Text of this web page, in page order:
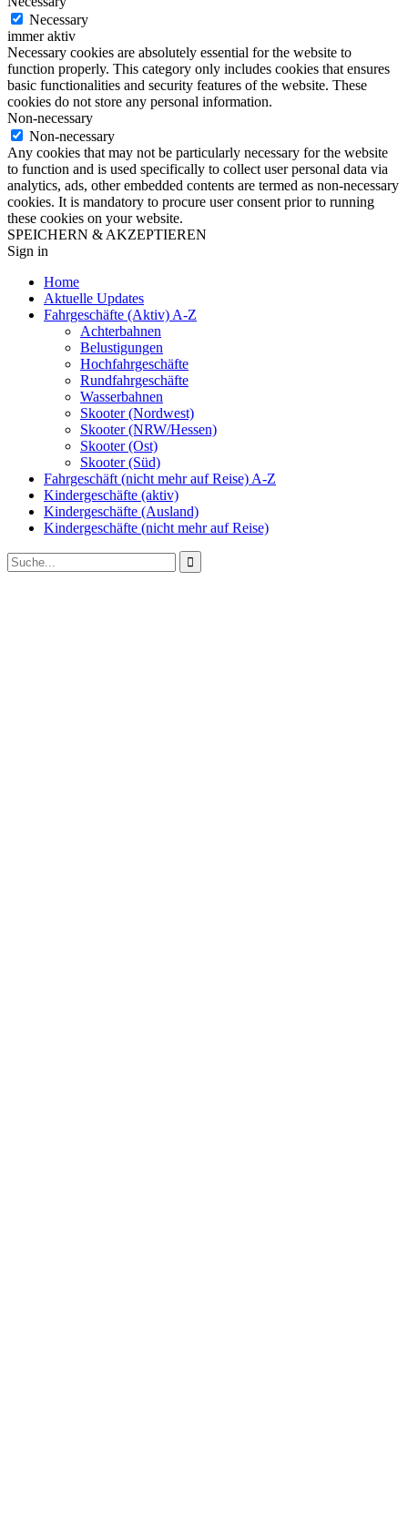
Necessary
immer aktiv
Necessary cookies are absolutely essential for the website to
function properly. This category only includes cookies that ensures
basic functionalities and security features of the website. These
cookies do not store any personal information.
Non-necessary
Non-necessary
Any cookies that may not be particularly necessary for the website
to function and is used specifically to collect user personal data via
analytics, ads, other embedded contents are termed as non-necessary
cookies. It is mandatory to procure user consent prior to running
these cookies on your website.
SPEICHERN & AKZEPTIEREN
Sign in
Home
Aktuelle Updates
Fahrgeschäfte (Aktiv) A-Z
Achterbahnen
Belustigungen
Hochfahrgeschäfte
Rundfahrgeschäfte
Wasserbahnen
Skooter (Nordwest)
Skooter (NRW/Hessen)
Skooter (Ost)
Skooter (Süd)
Fahrgeschäft (nicht mehr auf Reise) A-Z
Kindergeschäfte (aktiv)
Kindergeschäfte (Ausland)
Kindergeschäfte (nicht mehr auf Reise)